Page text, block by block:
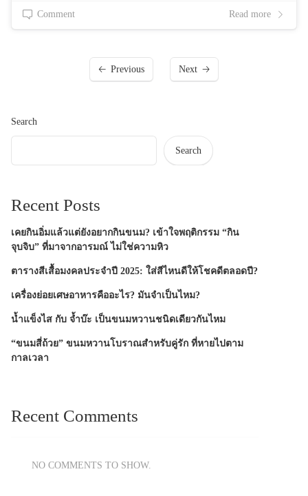
Comment Read more
Previous Next
Search
Search
Recent Posts
เคยกินอิ่มแล้วแต่ยังอยากกินขนม? เข้าใจพฤติกรรม “กิน
จุบจิบ” ที่มาจากอารมณ์ ไม่ใช่ความหิว
ตารางสีเสื้อมงคลประจำปี 2025: ใส่สีไหนดีให้โชคดีตลอดปี?
เครื่องย่อยเศษอาหารคืออะไร? มันจำเป็นไหม?
น้ำแข็งไส กับ จ้ำบ๊ะ เป็นขนมหวานชนิดเดียวกันไหม
“ขนมสี่ถ้วย” ขนมหวานโบราณสำหรับคู่รัก ที่หายไปตาม
กาลเวลา
Recent Comments
NO COMMENTS TO SHOW.